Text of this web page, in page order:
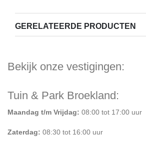
GERELATEERDE PRODUCTEN
Bekijk onze vestigingen:
Tuin & Park Broekland:
Maandag t/m Vrijdag: 08:00 tot 17:00 uur
Zaterdag: 08:30 tot 16:00 uur